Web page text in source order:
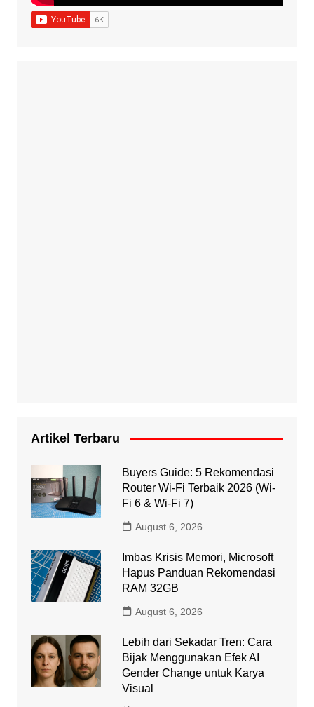
Artikel Terbaru
Buyers Guide: 5 Rekomendasi
Router Wi-Fi Terbaik 2026 (Wi-
Fi 6 & Wi-Fi 7)
August 6, 2026
Imbas Krisis Memori, Microsoft
Hapus Panduan Rekomendasi
RAM 32GB
August 6, 2026
Lebih dari Sekadar Tren: Cara
Bijak Menggunakan Efek AI
Gender Change untuk Karya
Visual